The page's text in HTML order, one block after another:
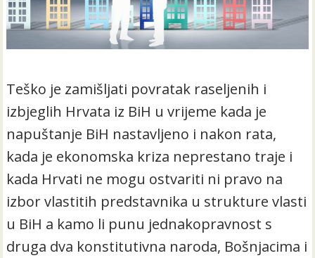
Teško je zamišljati povratak raseljenih i
izbjeglih Hrvata iz BiH u vrijeme kada je
napuštanje BiH nastavljeno i nakon rata,
kada je ekonomska kriza neprestano traje i
kada Hrvati ne mogu ostvariti ni pravo na
izbor vlastitih predstavnika u strukture vlasti
u BiH a kamo li punu jednakopravnost s
druga dva konstitutivna naroda, Bošnjacima i